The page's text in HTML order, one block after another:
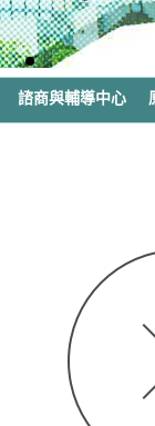
諮商與輔導中心